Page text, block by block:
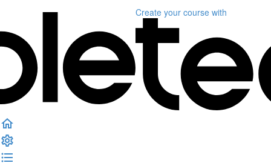
Create your course with